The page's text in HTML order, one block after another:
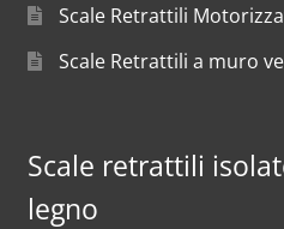
Scale Retrattili
Scale Retrattili a muro
Scale retrattili
legno